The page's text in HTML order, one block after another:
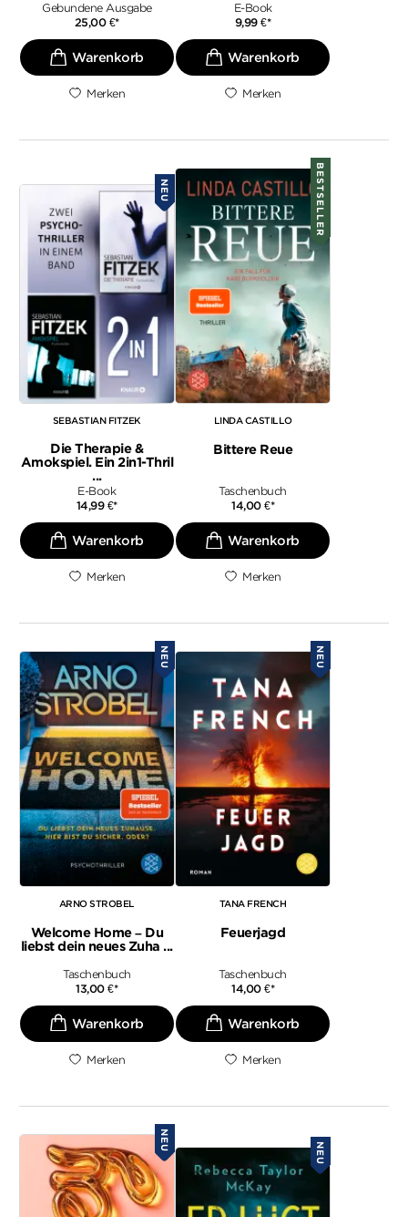
Gebundene Ausgabe
25,00 €*
Merken
E-Book
9,99€*
Merken
NEU
SEBASTIAN FITZEK
Die Therapie &
Amokspiel. Ein 2in1-Thril
...
E-Book
14,99 €*
Merken
BESTSELLER
LINDA CASTILLO
Bittere Reue
Taschenbuch
14,00€*
Merken
NEU
ARNO STROBEL
Welcome Home – Du
liebst dein neues Zuha ...
Taschenbuch
13,00€*
Merken
NEU
TANA FRENCH
Feuerjagd
Taschenbuch
14,00€*
Merken
NEU
NEU